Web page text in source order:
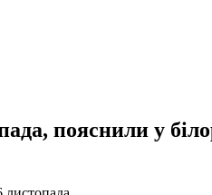
пояснили у